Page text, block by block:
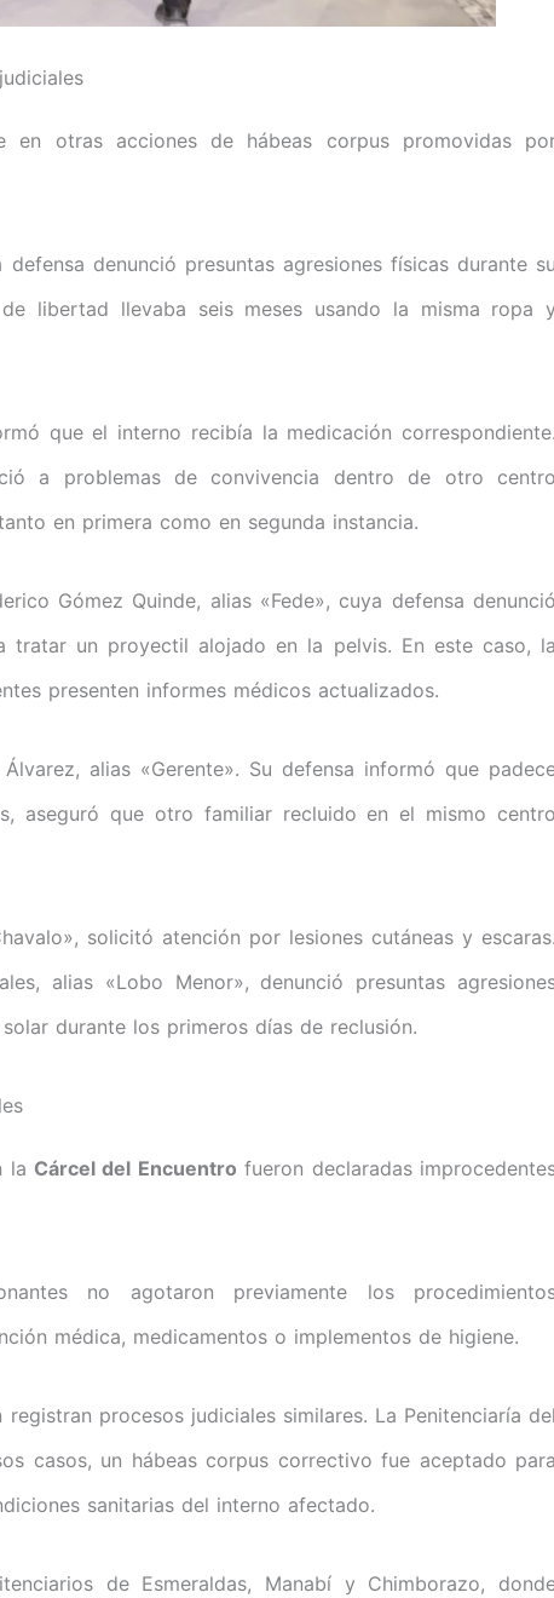
en otras acciones de hábeas corpus promovidas
denunció presuntas agresiones físicas durante su
libertad llevaba seis meses usando la misma ropa y
que el interno recibía la medicación correspondiente.
a problemas de convivencia dentro de otro centro
en primera como en segunda instancia.
Gómez Quinde, alias «Fede», cuya defensa denunció
tratar un proyectil alojado en la pelvis. En este caso, la
presenten informes médicos actualizados.
alias «Gerente». Su defensa informó que
aseguró que otro familiar recluido en el mismo centro
solicitó atención por lesiones cutáneas y escaras.
alias «Lobo Menor», denunció presuntas
durante los primeros días de reclusión.
la Cárcel del Encuentro fueron declaradas
no agotaron previamente los
médica, medicamentos o implementos de higiene.
procesos judiciales similares. La Penitenciaría del
casos, un hábeas corpus correctivo fue aceptado para
sanitarias del interno afectado.
de Esmeraldas, Manabí y Chimborazo,